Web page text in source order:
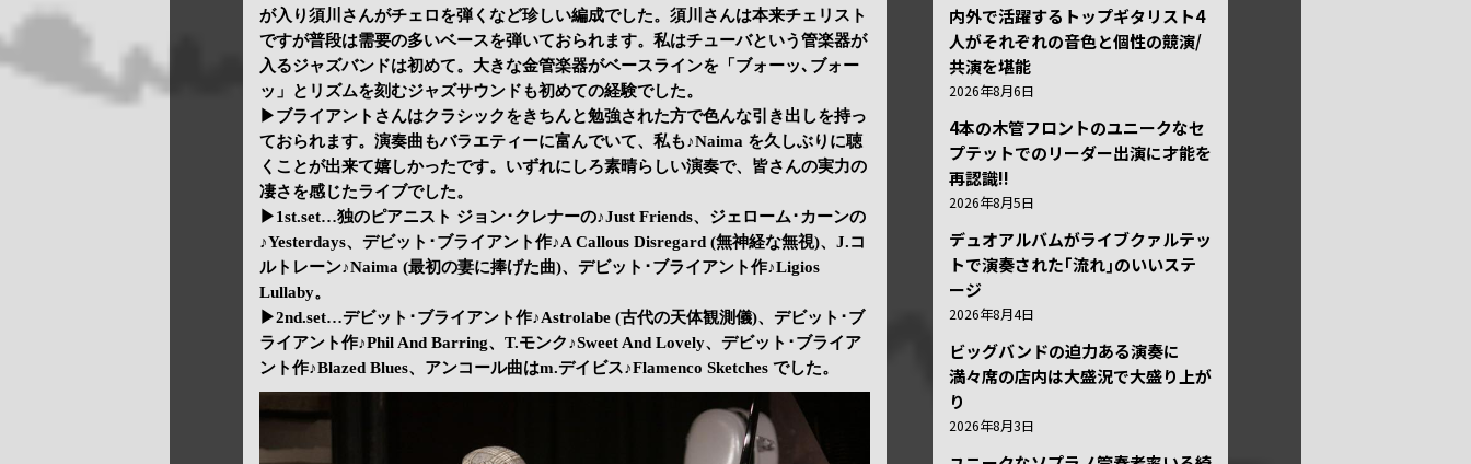
が入り須川さんがチェロを弾くなど珍しい編成でした。須川さんは本来チェリスト
ですが普段は需要の多いベースを弾いておられます。私はチューバという管楽器が
入るジャズバンドは初めて。大きな金管楽器がベースラインを「ブォーッ､ブォー
ッ」とリズムを刻むジャズサウンドも初めての経験でした。
▶ブライアントさんはクラシックをきちんと勉強された方で色んな引き出しを持っ
ておられます。演奏曲もバラエティーに富んでいて、私も♪Naima を久しぶりに聴
くことが出来て嬉しかったです。いずれにしろ素晴らしい演奏で、皆さんの実力の
凄さを感じたライブでした。
▶1st.set…独のピアニスト ジョン･クレナーの♪Just Friends、ジェローム･カーンの
♪Yesterdays、デビット･ブライアント作♪A Callous Disregard (無神経な無視)、J.コ
ルトレーン♪Naima (最初の妻に捧げた曲)、デビット･ブライアント作♪Ligios
Lullaby。
▶2nd.set…デビット･ブライアント作♪Astrolabe (古代の天体観測儀)、デビット･ブ
ライアント作♪Phil And Barring、T.モンク♪Sweet And Lovely、デビット･ブライア
ント作♪Blazed Blues、アンコール曲はm.デイビス♪Flamenco Sketches でした。
内外で活躍するトップギタリスト4
人がそれぞれの音色と個性の競演/
共演を堪能
2026年8月6日
4本の木管フロントのユニークなセ
プテットでのリーダー出演に才能を
再認識!!
2026年8月5日
デュオアルバムがライブクァルテッ
トで演奏された｢流れ｣のいいステ
ージ
2026年8月4日
ビッグバンドの迫力ある演奏に
満々席の店内は大盛況で大盛り上が
り
2026年8月3日